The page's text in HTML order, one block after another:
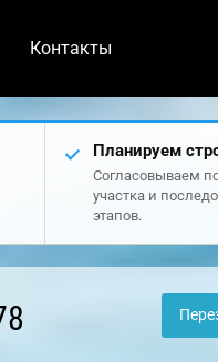
Контакты
Планируем
Согласовываем
участка и
этапов.